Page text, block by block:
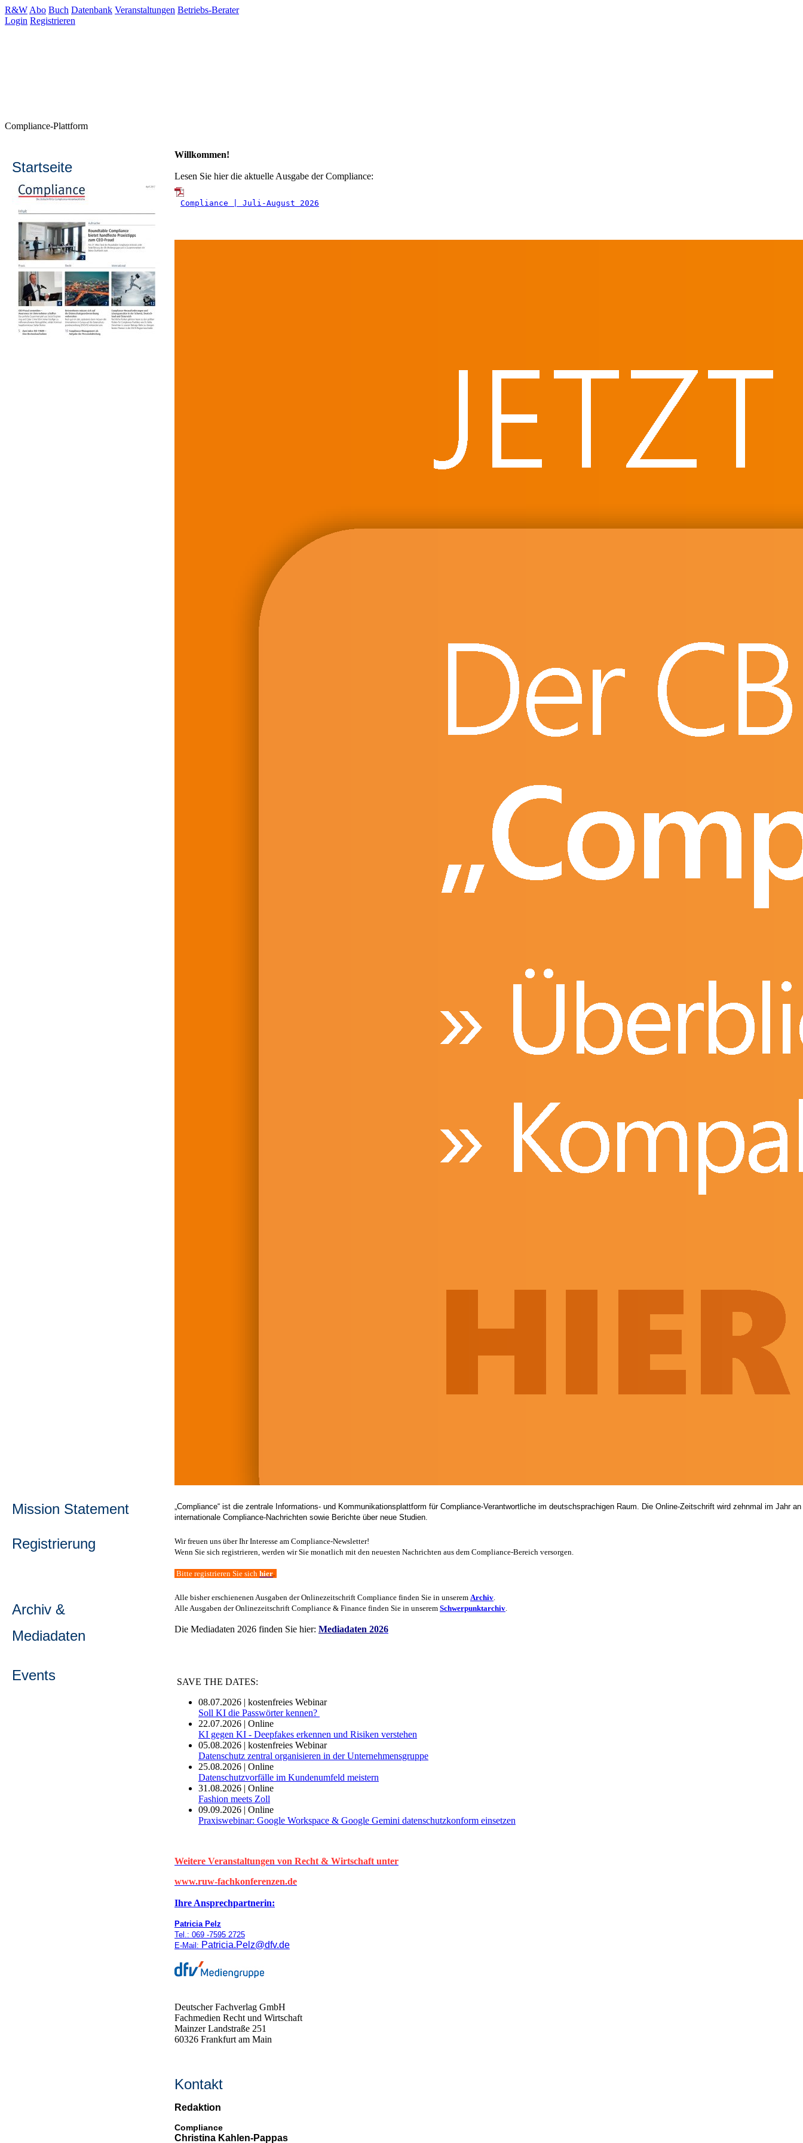
R&W Abo Buch Datenbank Veranstaltungen Betriebs-Berater
Login Registrieren
Compliance-Plattform
Startseite
Willkommen!
Lesen Sie hier die aktuelle Ausgabe der Compliance:
Compliance | Juli-August 2026
Mission Statement
„Compliance“ ist die zentrale Informations- und Kommunikationsplattform für Compliance-Verantwortliche im deutschsprachigen Raum. Die Online-Zeitschrift wird zehnmal im
internationale Compliance-Nachrichten sowie Berichte über neue Studien.
Registrierung
Wir freuen uns über Ihr Interesse am Compliance-Newsletter!
Wenn Sie sich registrieren, werden wir Sie monatlich mit den neuesten Nachrichten aus dem Compliance-Bereich versorgen.
Bitte registrieren Sie sich hier.
Archiv &
Mediadaten
Alle bisher erschienenen Ausgaben der Onlinezeitschrift Compliance finden Sie in unserem Archiv.
Alle Ausgaben der Onlinezeitschrift Compliance & Finance finden Sie in unserem Schwerpunktarchiv.
Die Mediadaten 2026 finden Sie hier: Mediadaten 2026
Events
SAVE THE DATES:
08.07.2026 | kostenfreies Webinar
Soll KI die Passwörter kennen?
22.07.2026 | Online
KI gegen KI - Deepfakes erkennen und Risiken verstehen
05.08.2026 | kostenfreies Webinar
Datenschutz zentral organisieren in der Unternehmensgruppe
25.08.2026 | Online
Datenschutzvorfälle im Kundenumfeld meistern
31.08.2026 | Online
Fashion meets Zoll
09.09.2026 | Online
Praxiswebinar: Google Workspace & Google Gemini datenschutzkonform einsetzen
Weitere Veranstaltungen von Recht & Wirtschaft unter
www.ruw-fachkonferenzen.de
Ihre Ansprechpartnerin:
Patricia Pelz
Tel.: 069 -7595 2725
E-Mail: Patricia.Pelz@dfv.de
Deutscher Fachverlag GmbH
Fachmedien Recht und Wirtschaft
Mainzer Landstraße 251
60326 Frankfurt am Main
Kontakt
Redaktion
Compliance
Christina Kahlen-Pappas